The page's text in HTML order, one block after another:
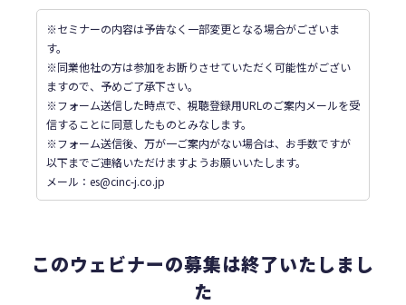
※セミナーの内容は予告なく一部変更となる場合がございま
す。
※同業他社の方は参加をお断りさせていただく可能性がござい
ますので、予めご了承下さい。
※フォーム送信した時点で、視聴登録用URLのご案内メールを受
信することに同意したものとみなします。
※フォーム送信後、万が一ご案内がない場合は、お手数ですが
以下までご連絡いただけますようお願いいたします。
メール：es@cinc-j.co.jp
このウェビナーの募集は終了いたしまし
た